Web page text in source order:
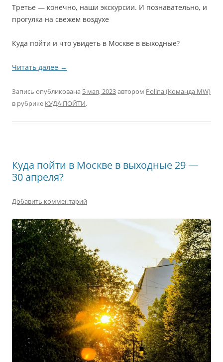
Третье — конечно, наши экскурсии. И познавательно, и
прогулка на свежем воздухе
Куда пойти и что увидеть в Москве в выходные?
Читать далее →
Запись опубликована 5 мая, 2023автором Polina (Команда MW)
в рубрике КУДА ПОЙТИ.
Куда пойти в Москве в выходные 29 —
30 апреля?
Добавить комментарий